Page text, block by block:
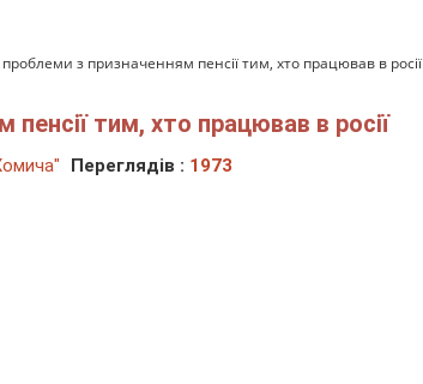
з призначенням пенсії тим, хто працював в росії
тим, хто працював в росії
Переглядів : 1973